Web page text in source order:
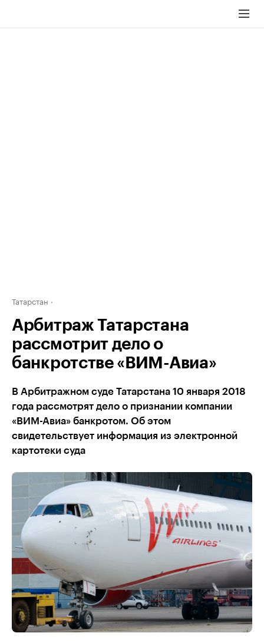
Татарстан
Арбитраж Татарстана
рассмотрит дело о
банкротстве «ВИМ-Авиа»
В Арбитражном суде Татарстана 10 января 2018
года рассмотрят дело о признании компании
«ВИМ-Авиа» банкротом. Об этом
свидетельствует информация из электронной
картотеки суда